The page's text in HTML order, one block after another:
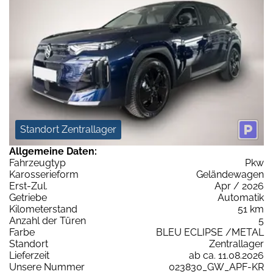
Standort Zentrallager
Allgemeine Daten:
Fahrzeugtyp
Pkw
Karosserieform
Geländewagen
Erst-Zul.
Apr / 2026
Getriebe
Automatik
Kilometerstand
51 km
Anzahl der Türen
5
Farbe
BLEU ECLIPSE /METAL
Standort
Zentrallager
Lieferzeit
ab ca. 11.08.2026
Unsere Nummer
023830_GW_APF-KR